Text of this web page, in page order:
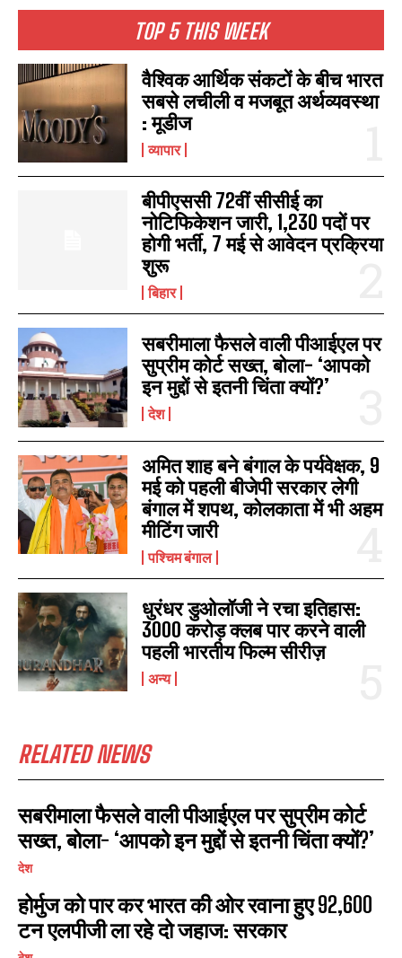
I WANT IN
TOP 5 THIS WEEK
वैश्विक आर्थिक संकटों के बीच भारत
सबसे लचीली व मजबूत अर्थव्यवस्था
: मूडीज
व्यापार
बीपीएससी 72वीं सीसीई का
नोटिफिकेशन जारी, 1,230 पदों पर
होगी भर्ती, 7 मई से आवेदन प्रक्रिया
शुरू
बिहार
सबरीमाला फैसले वाली पीआईएल पर
सुप्रीम कोर्ट सख्त, बोला- ‘आपको
इन मुद्दों से इतनी चिंता क्यों?’
देश
अमित शाह बने बंगाल के पर्यवेक्षक, 9
मई को पहली बीजेपी सरकार लेगी
बंगाल में शपथ, कोलकाता में भी अहम
मीटिंग जारी
पश्चिम बंगाल
धुरंधर डुओलॉजी ने रचा इतिहास:
3000 करोड़ क्लब पार करने वाली
पहली भारतीय फिल्म सीरीज़
अन्य
RELATED NEWS
सबरीमाला फैसले वाली पीआईएल पर सुप्रीम कोर्ट
सख्त, बोला- ‘आपको इन मुद्दों से इतनी चिंता क्यों?’
देश
होर्मुज को पार कर भारत की ओर रवाना हुए 92,600
टन एलपीजी ला रहे दो जहाज: सरकार